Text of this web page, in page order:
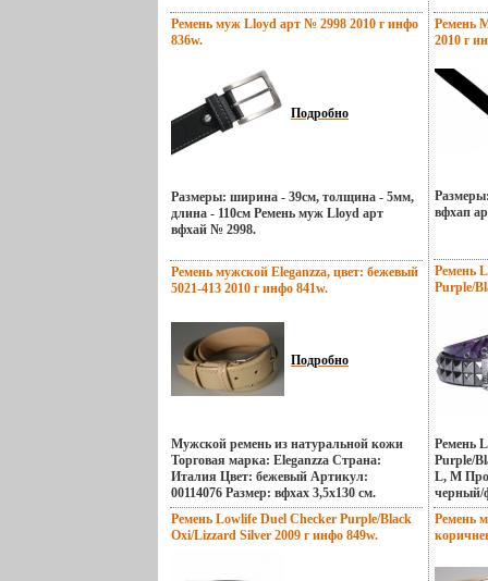
Ремень муж Lloyd арт № 2998 2010 г инфо
836w.
Подробно
Размеры: ширина - 39см, толщина - 5мм,
длина - 110см Ремень муж Lloyd арт
вфхай № 2998.
Ремень мужской Eleganzza, цвет: бежевый
5021-413 2010 г инфо 841w.
Подробно
Мужской ремень из натуральной кожи
Торговая марка: Eleganzza Страна:
Италия Цвет: бежевый Артикул:
00114076 Размер: вфхах 3,5х130 см.
Ремень Lowlife Duel Checker Purple/Black
Oxi/Lizzard Silver 2009 г инфо 849w.
Ремень
2010 г
вфхап
Ремень
Purple/
Ремень
Purple/
L, M
черный/
Размер:
M),
рынок,
Ремень